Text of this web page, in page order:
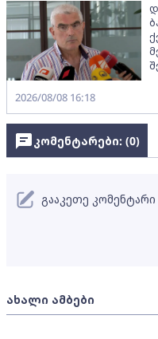
2026/08/08 16:18
ახალი ამბები
კომენტარები: (0)
გააკეთე კომენტარი